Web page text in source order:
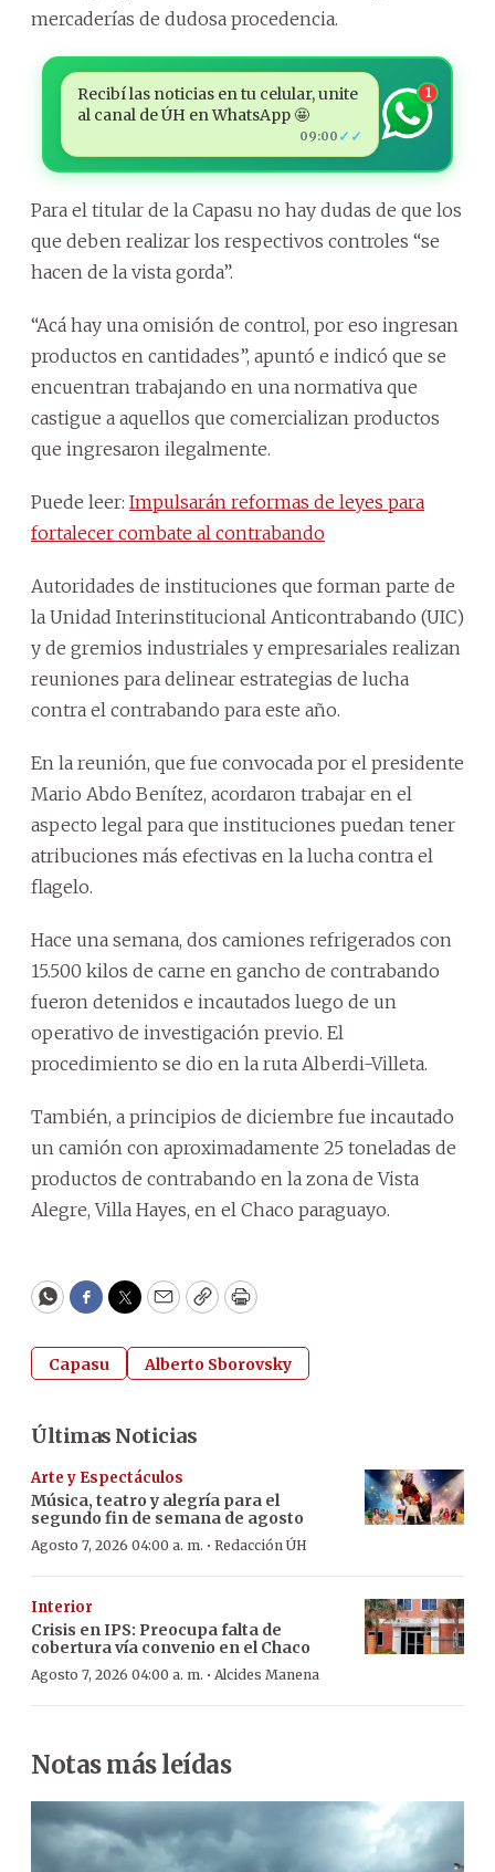
mercaderías de dudosa procedencia.
Recibí las noticias en tu celular, unite
al canal de ÚH en WhatsApp 🤩
09:00 ✓✓
1
Para el titular de la Capasu no hay dudas de que los
que deben realizar los respectivos controles “se
hacen de la vista gorda”.
“Acá hay una omisión de control, por eso ingresan
productos en cantidades”, apuntó e indicó que se
encuentran trabajando en una normativa que
castigue a aquellos que comercializan productos
que ingresaron ilegalmente.
Puede leer: Impulsarán reformas de leyes para
fortalecer combate al contrabando
Autoridades de instituciones que forman parte de
la Unidad Interinstitucional Anticontrabando (UIC)
y de gremios industriales y empresariales realizan
reuniones para delinear estrategias de lucha
contra el contrabando para este año.
En la reunión, que fue convocada por el presidente
Mario Abdo Benítez, acordaron trabajar en el
aspecto legal para que instituciones puedan tener
atribuciones más efectivas en la lucha contra el
flagelo.
Hace una semana, dos camiones refrigerados con
15.500 kilos de carne en gancho de contrabando
fueron detenidos e incautados luego de un
operativo de investigación previo. El
procedimiento se dio en la ruta Alberdi-Villeta.
También, a principios de diciembre fue incautado
un camión con aproximadamente 25 toneladas de
productos de contrabando en la zona de Vista
Alegre, Villa Hayes, en el Chaco paraguayo.
WhatsApp
Facebook
Twitter
EmailCopyPrint
Capasu Alberto Sborovsky
Últimas Noticias
Arte y Espectáculos
Música, teatro y alegría para el
segundo fin de semana de agosto
Agosto 7, 2026 04:00 a. m. · Redacción ÚH
Interior
Crisis en IPS: Preocupa falta de
cobertura vía convenio en el Chaco
Agosto 7, 2026 04:00 a. m. · Alcides Manena
Notas más leídas